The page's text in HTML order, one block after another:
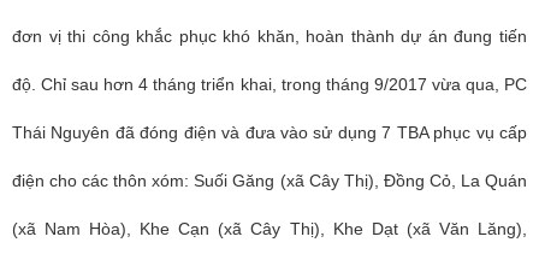
đơn vị thi công khắc phục khó khăn, hoàn thành dự án đung tiến
độ. Chỉ sau hơn 4 tháng triển khai, trong tháng 9/2017 vừa qua, PC
Thái Nguyên đã đóng điện và đưa vào sử dụng 7 TBA phục vụ cấp
điện cho các thôn xóm: Suối Găng (xã Cây Thị), Đồng Cỏ, La Quán
(xã Nam Hòa), Khe Cạn (xã Cây Thị), Khe Dạt (xã Văn Lăng),